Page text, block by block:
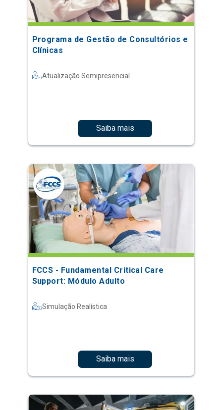
Programa de Gestão de Consultórios e
Clínicas
Atualização Semipresencial
Saiba mais
FCCS - Fundamental Critical Care
Support: Módulo Adulto
Simulação Realística
Saiba mais